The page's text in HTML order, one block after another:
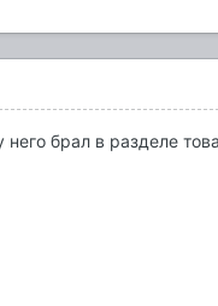
брал в разделе